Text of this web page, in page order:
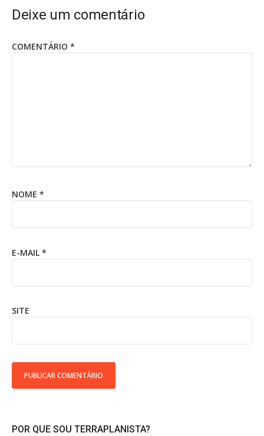
Deixe um comentário
COMENTÁRIO *
NOME *
E-MAIL *
SITE
POR QUE SOU TERRAPLANISTA?